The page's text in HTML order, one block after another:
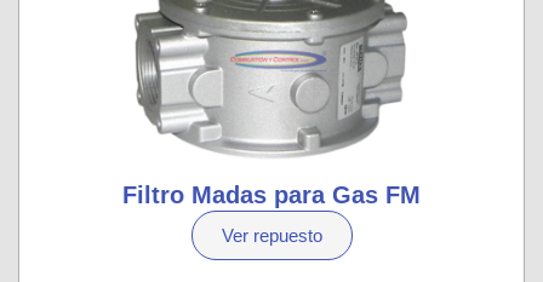
Filtro Madas para Gas FM
Ver repuesto